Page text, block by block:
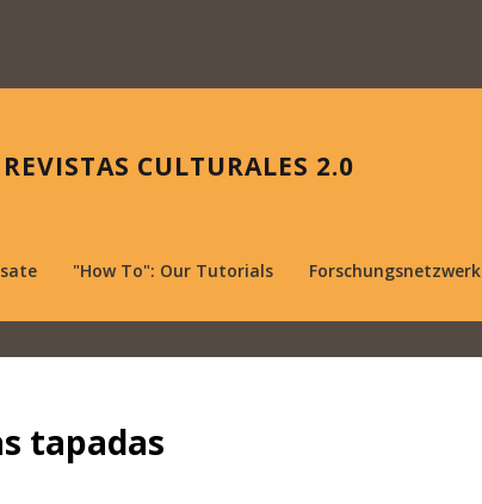
REVISTAS CULTURALES 2.0
"How To": Our Tutorials Forschungsnetzwerk
tapadas